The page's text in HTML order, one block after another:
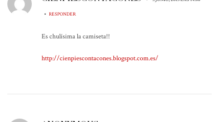
• RESPONDER
Es chulísima la camiseta!!
http://cienpiescontacones.blogspot.com.es/